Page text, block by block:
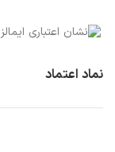
نماد اعتماد